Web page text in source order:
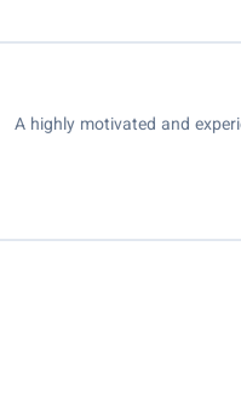
A highly motivated and